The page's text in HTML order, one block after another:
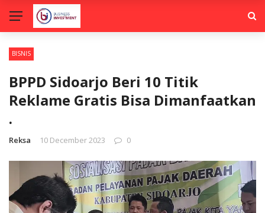
BISNIS
BPPD Sidoarjo Beri 10 Titik
Reklame Gratis Bisa Dimanfaatkan
.
Reksa 10 December 2023 0